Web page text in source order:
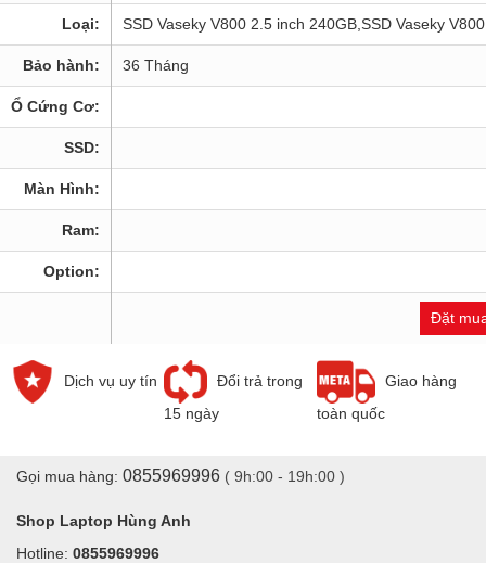
Loại: SSD Vaseky V800 2.5 inch 240GB,SSD Vaseky
Bảo hành: 36 Tháng
Ổ Cứng Cơ:
SSD:
Màn Hình:
Ram:
Option:
Đặt
Dịch vụ uy tín
Đổi trả trong
15 ngày
Giao hàng
toàn quốc
Gọi mua hàng: 0855969996 ( 9h:00 - 19h:00 )
Shop Laptop Hùng Anh
Hotline: 0855969996